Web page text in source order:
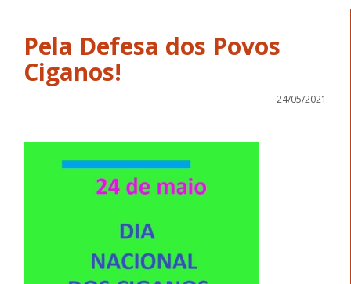
Pela Defesa dos Povos
Ciganos!
24/05/2021